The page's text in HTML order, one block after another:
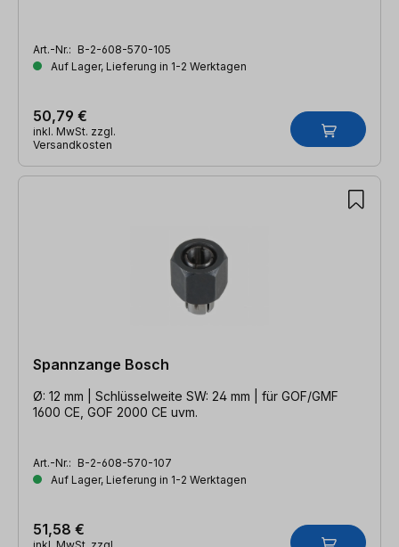
Art.-Nr.: B-2-608-570-105
Auf Lager, Lieferung in 1-2 Werktagen
50,79 €
inkl. MwSt. zzgl.
Versandkosten
Spannzange Bosch
Ø: 12 mm | Schlüsselweite SW: 24 mm | für GOF/GMF
1600 CE, GOF 2000 CE uvm.
Art.-Nr.: B-2-608-570-107
Auf Lager, Lieferung in 1-2 Werktagen
51,58 €